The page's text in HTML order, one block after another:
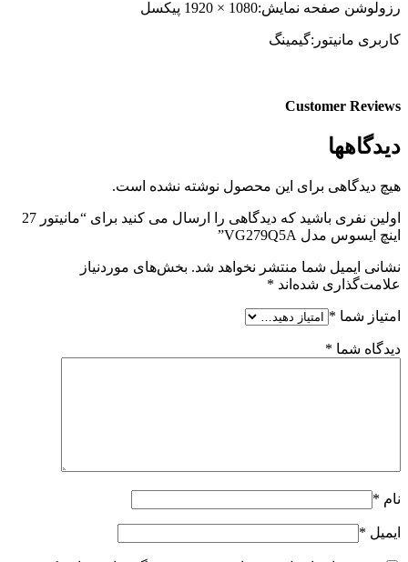
رزولوشن صفحه نمایش:1080 × 1920 پیکسل
کاربری مانیتور:گیمینگ
Customer Reviews
دیدگاهها
هیچ دیدگاهی برای این محصول نوشته نشده است.
اولین نفری باشید که دیدگاهی را ارسال می کنید برای “مانیتور 27
اینچ ایسوس مدل VG279Q5A”
نشانی ایمیل شما منتشر نخواهد شد. بخش‌های موردنیاز
علامت‌گذاری شده‌اند *
امتیاز شما *
دیدگاه شما *
نام *
ایمیل *